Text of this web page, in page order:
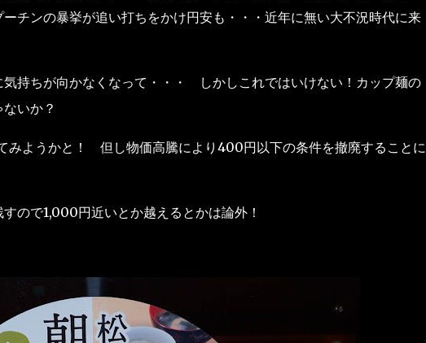
チンの暴挙が追い打ちをかけ円安も・・・近年に無い大不況時代に来
持ちが向かなくなって・・・ しかしこれではいけない！カップ麺の
いか？
みようかと！ 但し物価高騰により400円以下の条件を撤廃することに
ので1,000円近いとか越えるとかは論外！